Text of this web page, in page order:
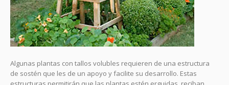
Algunas plantas con tallos volubles requieren de una estructura
de sostén que les de un apoyo y facilite su desarrollo. Estas